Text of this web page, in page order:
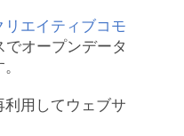
リエイティブコモ
でオープンデータ
用してウェブサ